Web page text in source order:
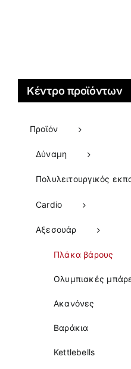
Κέντρο προϊόντων
Προϊόν
Δύναμη
Πολυλειτουργικός
Cardio
Αξεσουάρ
Πλάκα βάρους
Ολυμπιακές
Ακανόνες
Βαράκια
Kettlebells